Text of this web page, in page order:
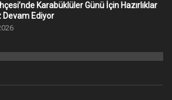
Karabüklüler Günü İçin Hazırlıklar
Devam Ediyor